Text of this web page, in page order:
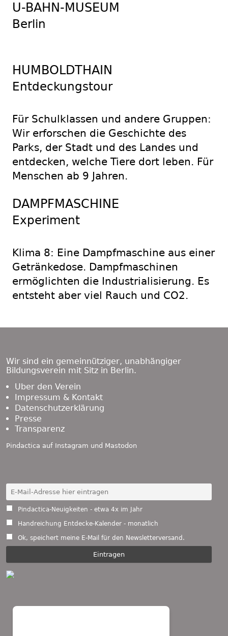
U-BAHN-MUSEUM
Berlin
HUMBOLDTHAIN
Entdeckungstour
Für Schulklassen und andere Gruppen:
Wir erforschen die Geschichte des
Parks, der Stadt und des Landes und
entdecken, welche Tiere dort leben. Für
Menschen ab 9 Jahren.
DAMPFMASCHINE
Experiment
Klima 8: Eine Dampfmaschine aus einer
Getränkedose. Dampfmaschinen
ermöglichten die Industrialisierung. Es
entsteht aber viel Rauch und CO2.
Wir sind ein gemeinnütziger, unabhängiger
Bildungsverein mit Sitz in Berlin.
Über den Verein
Impressum & Kontakt
Datenschutzerklärung
Presse
Transparenz
Pindactica auf Instagram und Mastodon
Pindactica-Neuigkeiten - etwa 4x im Jahr
Handreichung Entdecke-Kalender - monatlich
Ok, speichert meine E-Mail für den Newsletterversand.